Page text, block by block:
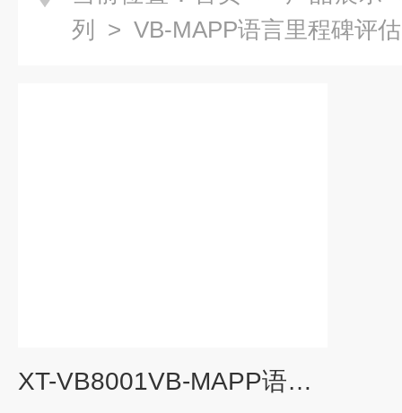
列
> VB-MAPP语言里程碑评估
XT-VB8001VB-MAPP语言里程碑评估系统